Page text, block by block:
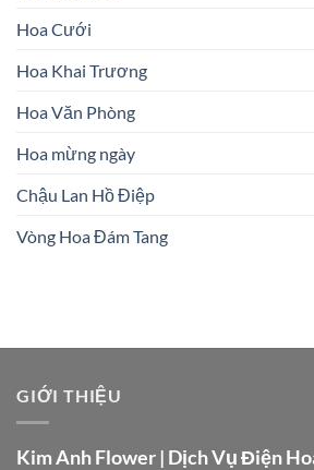
Hoa Cưới
Hoa Khai Trương
Hoa Văn Phòng
Hoa mừng ngày
Chậu Lan Hồ Điệp
Vòng Hoa Đám Tang
GIỚI THIỆU
Kim Anh Flower | Dịch Vụ Điện